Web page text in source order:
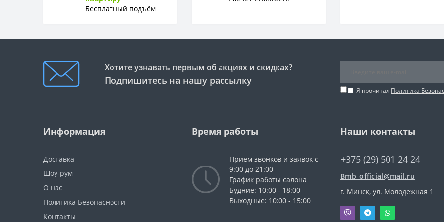
Бесплатный подъём
Хотите узнавать первым об акциях и скидках?
Подпишитесь на нашу рассылку
Я прочитал Политика
Информация
Доставка
Шоу-рум
О нас
Политика Безопасности
Контакты
Время работы
Приём звонков и заявок с
9:00 до 21:00
График работы салона
Будние: 10:00 - 18:00
Выходные: 10:00 - 15:00
Наши контакты
+375 (29) 501 24 24
Bmb_official@mail.ru
г. Минск, ул. Молодежная 1